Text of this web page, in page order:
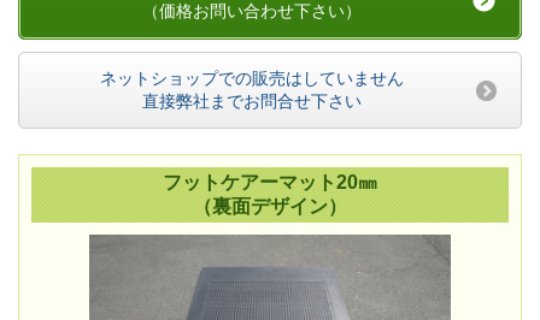
（価格お問い合わせ下さい）
ネットショップでの販売はしていません
直接弊社までお問合せ下さい
フットケアーマット20㎜
（裏面デザイン）